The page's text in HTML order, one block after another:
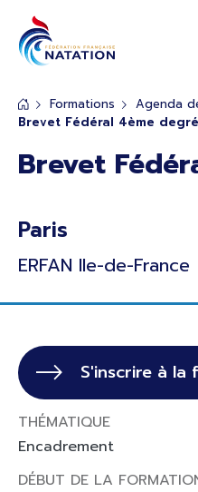
Formations
Agenda
Brevet Fédéral 4ème degré
Brevet
Paris
ERFAN Ile-de-France
S'inscrire à la
THÉMATIQUE
Encadrement
DÉBUT DE LA
Panneau de gestion des